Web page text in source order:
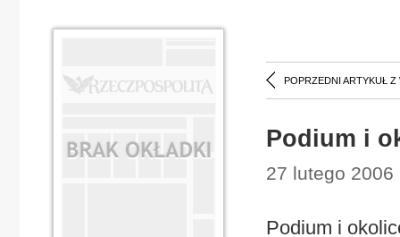
POPRZEDNI ARTYKUŁ Z
Podium i
27 lutego 2006
Podium i